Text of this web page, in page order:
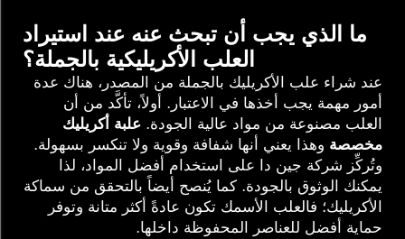
ما الذي يجب أن تبحث عنه عند استيراد
العلب الأكريليكية بالجملة؟
عند شراء علب الأكريليك بالجملة من المصدر، هناك عدة
أمور مهمة يجب أخذها في الاعتبار. أولاً، تأكَّد من أن
العلب مصنوعة من مواد عالية الجودة. علبة أكريليك
مخصصة وهذا يعني أنها شفافة وقوية ولا تنكسر بسهولة.
وتُركِّز شركة جين دا على استخدام أفضل المواد، لذا
يمكنك الوثوق بالجودة. كما يُنصح أيضاً بالتحقق من سماكة
الأكريليك؛ فالعلب الأسمك تكون عادةً أكثر متانة وتوفر
حماية أفضل للعناصر المحفوظة داخلها.